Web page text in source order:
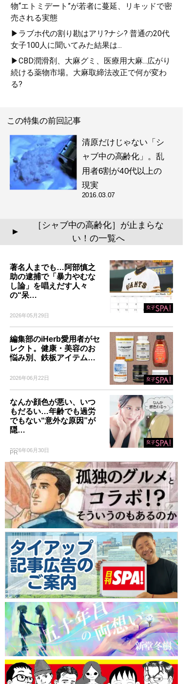
物“エトミデート”が若者に蔓延、リキッドで密
売される実態
▶ラブホ代の割り勘はアリ?ナシ? 普通の20代
女子100人に聞いてみた結果は...
▶CBD潤滑剤、大麻グミ、医療用大麻...広がり
続ける薬物市場。大麻取締法改正で何が変わ
る?
この特集の前回記事
清原だけじゃない「シ
ャブ中の高齢化」。乱
用者6割が40代以上の
現実
2016.03.07
▲
［シャブ中の高齢化］が止まらな
い！の一覧へ
著名人までも…阿部慎之
助の逮捕で「暴力やむな
し論」を唱えだす人々
の“呆…
2026年05月29日
編集部のiHerb愛用者がセ
レクト。健康・美容のお
悩み別、鉄板アイテム…
2026年06月22日
なんか顔色が悪い、いつ
もだるい…年齢でも過労
でもない“意外な原因”が
隠…
2026年06月30日
PR